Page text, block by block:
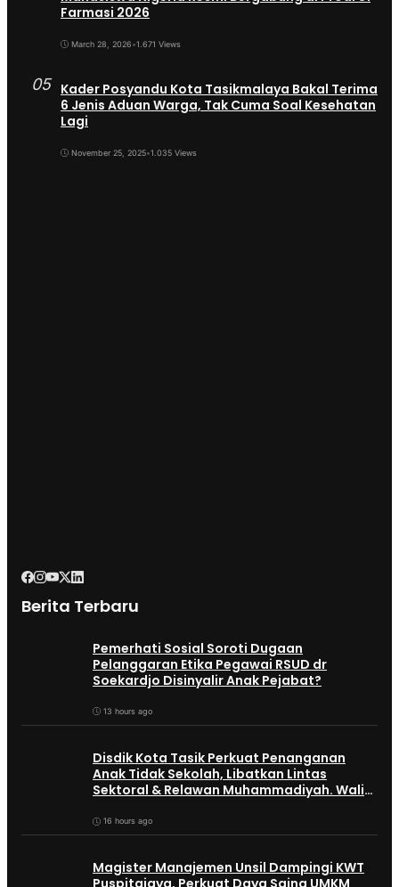
Farmasi 2026
March 28, 2026•1.671 Views
05 Kader Posyandu Kota Tasikmalaya Bakal Terima
6 Jenis Aduan Warga, Tak Cuma Soal Kesehatan
Lagi
November 25, 2025•1.035 Views
Berita Terbaru
Pemerhati Sosial Soroti Dugaan
Pelanggaran Etika Pegawai RSUD dr
Soekardjo Disinyalir Anak Pejabat?
13 hours ago
Disdik Kota Tasik Perkuat Penanganan
Anak Tidak Sekolah, Libatkan Lintas
Sektoral & Relawan Muhammadiyah. Wali
16 hours ago
Magister Manajemen Unsil Dampingi KWT